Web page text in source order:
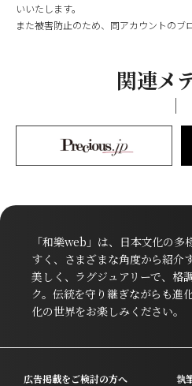
いいたします。
また被害防止のため、同アカウントのブ
関連メ
「和樂web」は、日本文化の
すく、さまざまな角度から紹介
美しく、ラグジュアリーで、格
ク。伝統を守り継ぎながらも進
化の世界をお楽しみください。
広告掲載をご検討の方へ 執